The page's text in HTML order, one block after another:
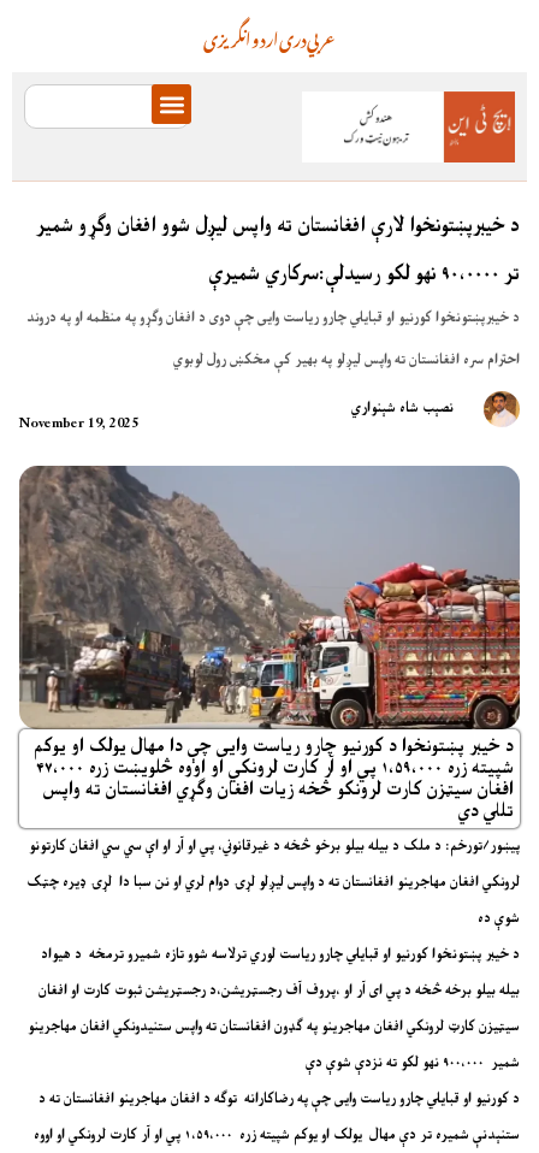
انگریزیاردودریعربي
د خیبرپښتونخوا لارې افغانستان ته واپس لیږل شوو افغان وګړو شمیر
تر ۹۰،۰۰۰۰ نهو لکو رسیدلې:سرکاري شمیرې
د خیبرپښتونخوا کورنیو او قبایلي چارو ریاست وایی چې دوی د افغان وګړو په منظمه او په دروند
احترام سره افغانستان ته واپس لیږلو په بهیر کې مخکښ رول لوبوي
November 19, 2025
نصېب شاه شېنواري
د خیبر پښتونخوا د کورنیو چارو ریاست وایی چې دا مهال یولک او یوکم
شپیته زره ۱،۵۹،۰۰۰ پي او آر کارت لرونکي او اووه څلویښت زره ۴۷،۰۰۰
افغان سیټزن کارت لرونکو څخه زیات افغان وګړي افغانستان ته واپس
تللي دي
پیښور/تورخم: د ملک د بیله بیلو برخو څخه د غیرقانوني، پي او آر او اې سي سي افغان کارتونو
لرونکي افغان مهاجرینو افغانستان ته د واپس لیږلو لړۍ دوام لري او نن سبا دا لړۍ ډیره چټک
شوې ده
بیله بیلو برخه څخه د پي ای آر او ،پروف آف رجسټریشن،د رجسټریشن ثبوت کارت او افغان
سیټیزن کارټ لرونکي افغان مهاجرینو په ګډون افغانستان ته واپس ستنیدونکي افغان مهاجرینو
شمیر ۹۰۰،۰۰۰ نهو لکو ته نزدې شوې دې
د کورنیو او قبایلي چارو ریاست وایی چې په رضاکارانه توګه د افغان مهاجرینو افغانستان ته د
ستنېدنې شمیره تر دې مهال یولک او یوکم شپیته زره ۱،۵۹،۰۰۰ پي او آر کارت لرونکي او اووه